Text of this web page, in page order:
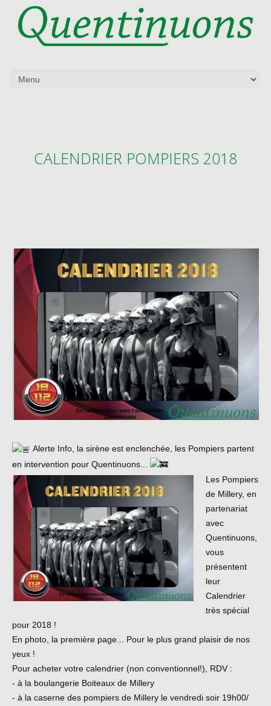
CALENDRIER POMPIERS 2018
Alerte Info, la sirène est enclenchée, les Pompiers partent
en intervention pour Quentinuons...
Les Pompiers
de Millery, en
partenariat
avec
Quentinuons,
vous
présentent
leur
Calendrier
très spécial
pour 2018 !
En photo, la première page... Pour le plus grand plaisir de nos
yeux !
Pour acheter votre calendrier (non conventionnel!), RDV :
- à la boulangerie Boiteaux de Millery
- à la caserne des pompiers de Millery le vendredi soir 19h00/